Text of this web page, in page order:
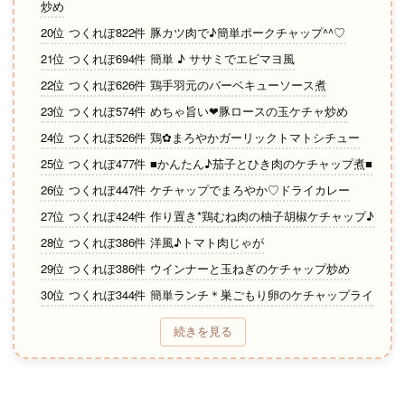
炒め
20位 つくれぽ822件 豚カツ肉で♪簡単ポークチャップ^^♡
21位 つくれぽ694件 簡単 ♪ ササミでエビマヨ風
22位 つくれぽ626件 鶏手羽元のバーベキューソース煮
23位 つくれぽ574件 めちゃ旨い❤豚ロースの玉ケチャ炒め
24位 つくれぽ526件 鶏✿まろやかガーリックトマトシチュー
25位 つくれぽ477件 ■かんたん♪茄子とひき肉のケチャップ煮■
26位 つくれぽ447件 ケチャップでまろやか♡ドライカレー
27位 つくれぽ424件 作り置き*鶏むね肉の柚子胡椒ケチャップ♪
28位 つくれぽ386件 洋風♪トマト肉じゃが
29位 つくれぽ386件 ウインナーと玉ねぎのケチャップ炒め
30位 つくれぽ344件 簡単ランチ＊巣ごもり卵のケチャップライ
31位 つくれぽ341件 お弁当冷凍おかず！簡単マカロニケチャッ
プ
続きを見る